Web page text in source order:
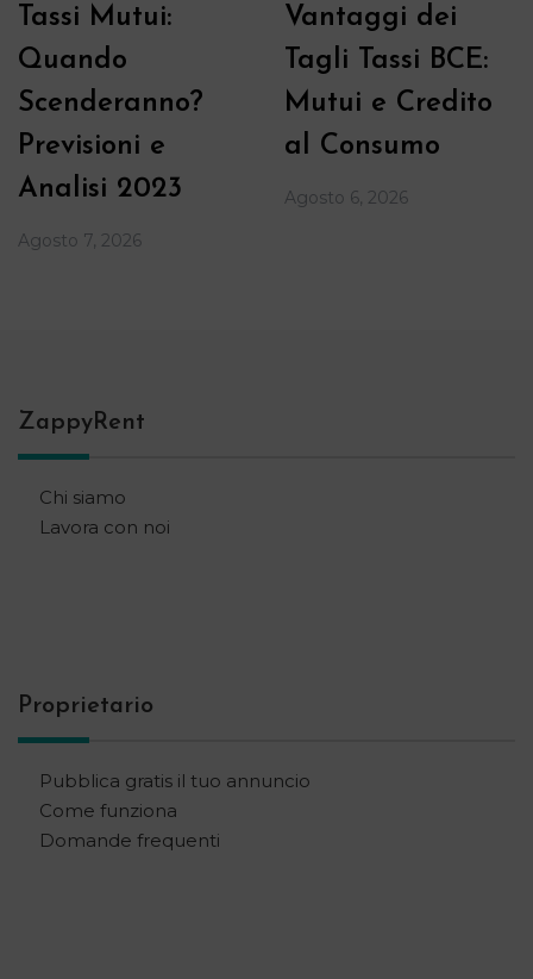
Tassi Mutui:
Quando
Scenderanno?
Previsioni e
Analisi 2023
Agosto 7, 2026
Vantaggi dei
Tagli Tassi BCE:
Mutui e Credito
al Consumo
Agosto 6, 2026
ZappyRent
Chi siamo
Lavora con noi
Proprietario
Pubblica gratis il tuo annuncio
Come funziona
Domande frequenti